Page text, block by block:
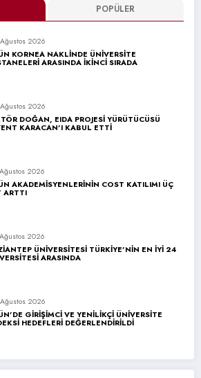
POPÜLER
2026
KORNEA NAKLİNDE ÜNİVERSİTE
ARASINDA İKİNCİ SIRADA
2026
DOĞAN, EIDA PROJESİ YÜRÜTÜCÜSÜ
KARACAN’I KABUL ETTİ
2026
AKADEMİSYENLERİNİN COST KATILIMI ÜÇ
ARTTI
2026
ÜNİVERSİTESİ TÜRKİYE’NİN EN İYİ 24
ARASINDA
2026
GİRİŞİMCİ VE YENİLİKÇİ ÜNİVERSİTE
HEDEFLERİ DEĞERLENDİRİLDİ